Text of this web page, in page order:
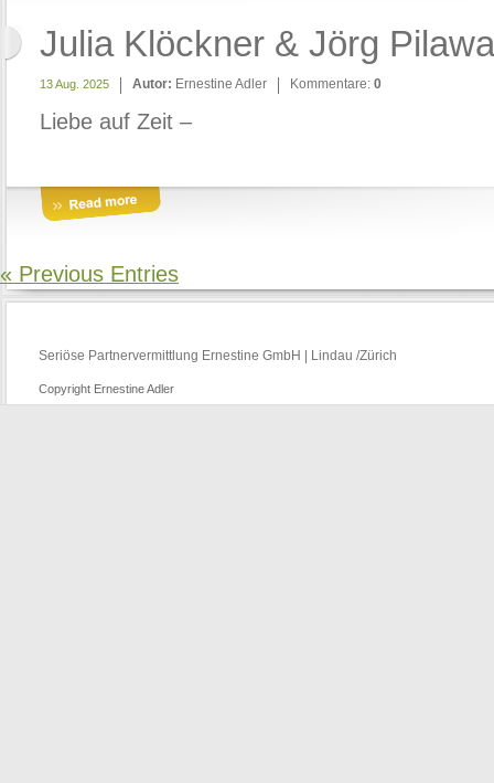
Julia Klöckner & Jörg Pilawa
13 Aug. 2025 Autor: Ernestine Adler Kommentare: 0
Liebe auf Zeit –
« Previous Entries
Seriöse Partnervermittlung Ernestine GmbH | Lindau /Zürich
Copyright Ernestine Adler